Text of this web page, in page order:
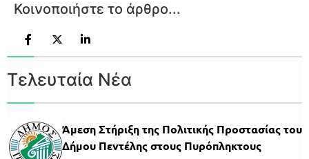
Κοινοποιήστε το άρθρο...
Τελευταία Νέα
Άμεση Στήριξη της Πολιτικής Προστασίας του
Δήμου Πεντέλης στους Πυρόπληκτους